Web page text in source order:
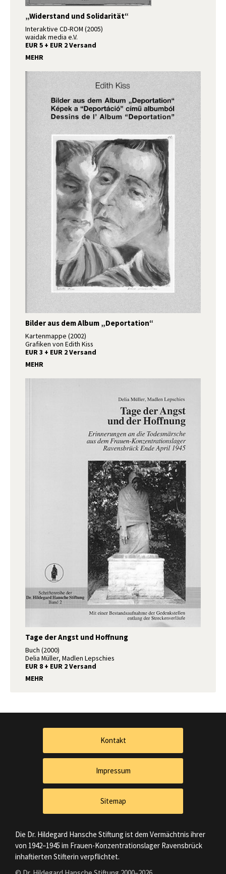
„Widerstand und Solidarität“
Interaktive CD-ROM (2005)
waidak media e.V.
EUR 5 + EUR 2 Versand
MEHR
Bilder aus dem Album „Deportation“
Kartenmappe (2002)
Grafiken von Edith Kiss
EUR 3 + EUR 2 Versand
MEHR
Tage der Angst und Hoffnung
Buch (2000)
Delia Müller, Madlen Lepschies
EUR 8 + EUR 2 Versand
MEHR
Kontakt
Impressum
Sitemap
Die Dr. Hildegard Hansche Stiftung ist dem Vermächtnis ihrer
von 1942–1945 im Frauen-Konzentrationslager Ravensbrück
inhaftierten Stifterin verpflichtet.